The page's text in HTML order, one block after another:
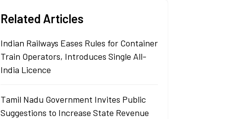
Related Articles
Indian Railways Eases Rules for Container
Train Operators, Introduces Single All-
India Licence
Tamil Nadu Government Invites Public
Suggestions to Increase State Revenue